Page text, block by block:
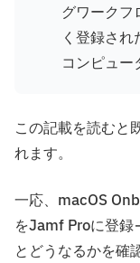
グワークフ
く登録さ
コンピュー
この記載を読むと
れます。
一応、macOS
をJamf Proに登
とどうなるかを確